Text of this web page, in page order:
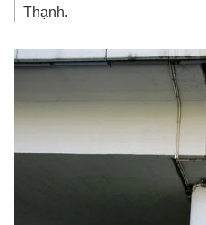
Thạnh.